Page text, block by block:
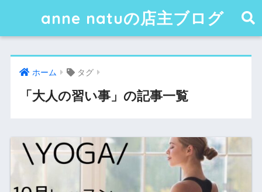
anne natuの店主ブログ
ホーム タグ
「大人の習い事」の記事一覧